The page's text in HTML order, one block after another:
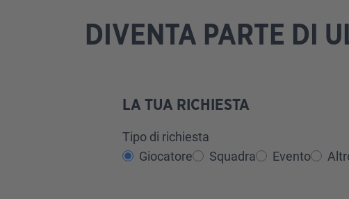
DIVENTA PARTE DI
LA TUA RICHIESTA
Tipo di richiesta
Giocatore
Squadra Evento